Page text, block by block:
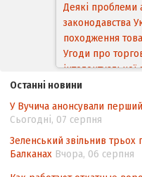
Деякі проблеми
законодавства
походження
Угоди про
інтелектуальної
контексті
Аналіз
невизначеності
підрахунку
Інформаційна
Останні новини
У Вучича анонсували
Сьогодні, 07 серпня
Зеленський звільнив трьох
Балканах Вчора, 06 серпня